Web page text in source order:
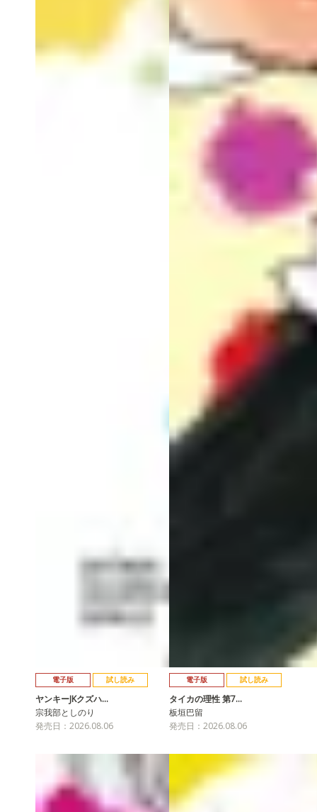
電子版 試し読み
ヤンキーJKクズハ…
宗我部としのり
発売日：2026.08.06
電子版 試し読み
タイカの理性 第7…
板垣巴留
発売日：2026.08.06